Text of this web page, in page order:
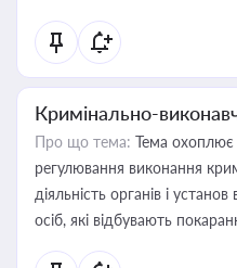
Кримінально-
Про що тема: Тема охоплює
регулювання виконання
діяльність органів і
осіб, які відбувають